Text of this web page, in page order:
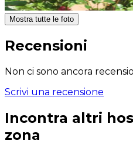
Mostra tutte le foto
Recensioni
Non ci sono ancora
Scrivi una recensione
Incontra altri
zona